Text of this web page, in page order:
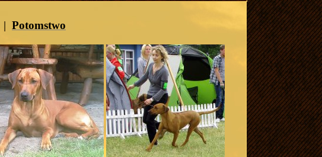
| Potomstwo